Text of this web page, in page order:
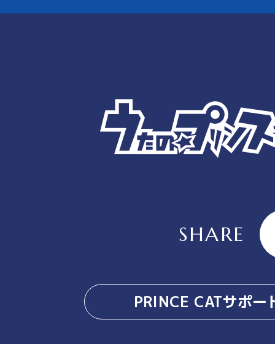
SHARE
PRINCE CATサポー